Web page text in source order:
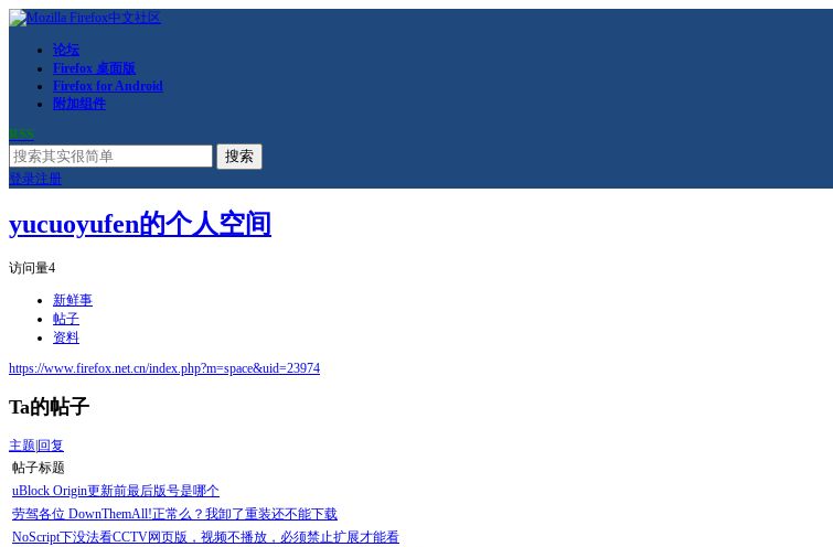
论坛
Firefox 桌面版
Firefox for Android
附加组件
RSS
搜索
登录注册
yucuoyufen的个人空间
访问量4
新鲜事
帖子
资料
https://www.firefox.net.cn/index.php?m=space&uid=23974
Ta的帖子
主题 回复
帖子标题
uBlock Origin更新前最后版号是哪个
劳驾各位 DownThemAll!正常么？我卸了重装还不能下载
NoScript下没法看CCTV网页版，视频不播放，必须禁止扩展才能看